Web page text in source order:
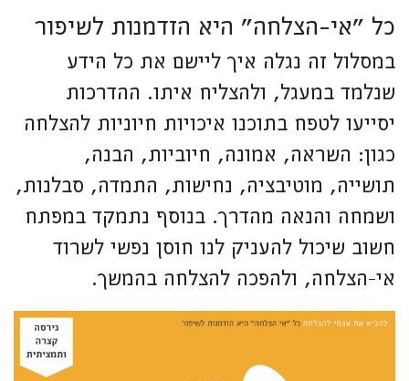
כל "אי-הצלחה" היא הזדמנות לשיפור
במסלול זה נגלה איך ליישם את כל הידע
שנלמד במעגל, ולהצליח איתו. ההדרכות
יסייעו לטפח בתוכנו איכויות חיוניות להצלחה
כגון: השראה, אמונה, חיוביות, הבנה,
תושייה, מוטיבציה, נחישות, התמדה, סבלנות,
ושמחה והנאה מהדרך. בנוסף נתמקד במפתח
חשוב שיכול להעניק לנו חוסן נפשי לשרוד
אי-הצלחה, ולהפכה להצלחה בהמשך.